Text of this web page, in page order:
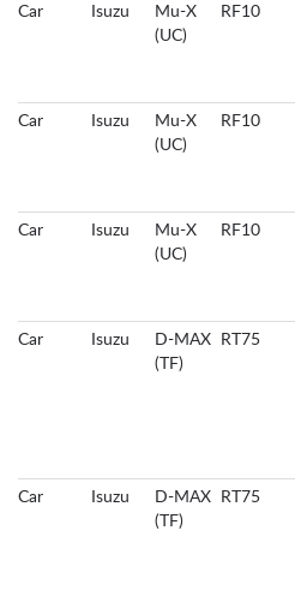
Car Isuzu
Mu-X
(UC)
RF10
Car Isuzu
Mu-X
(UC)
RF10
Car Isuzu
Mu-X
(UC)
RF10
Car Isuzu
D-MAX
(TF)
RT75
Car Isuzu
D-MAX
(TF)
RT75